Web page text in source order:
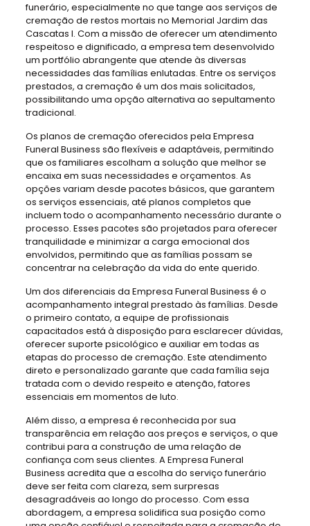
funerário, especialmente no que tange aos serviços de
cremação de restos mortais no Memorial Jardim das
Cascatas I. Com a missão de oferecer um atendimento
respeitoso e dignificado, a empresa tem desenvolvido
um portfólio abrangente que atende às diversas
necessidades das famílias enlutadas. Entre os serviços
prestados, a cremação é um dos mais solicitados,
possibilitando uma opção alternativa ao sepultamento
tradicional.
Os planos de cremação oferecidos pela Empresa
Funeral Business são flexíveis e adaptáveis, permitindo
que os familiares escolham a solução que melhor se
encaixa em suas necessidades e orçamentos. As
opções variam desde pacotes básicos, que garantem
os serviços essenciais, até planos completos que
incluem todo o acompanhamento necessário durante o
processo. Esses pacotes são projetados para oferecer
tranquilidade e minimizar a carga emocional dos
envolvidos, permitindo que as famílias possam se
concentrar na celebração da vida do ente querido.
Um dos diferenciais da Empresa Funeral Business é o
acompanhamento integral prestado às famílias. Desde
o primeiro contato, a equipe de profissionais
capacitados está à disposição para esclarecer dúvidas,
oferecer suporte psicológico e auxiliar em todas as
etapas do processo de cremação. Este atendimento
direto e personalizado garante que cada família seja
tratada com o devido respeito e atenção, fatores
essenciais em momentos de luto.
Além disso, a empresa é reconhecida por sua
transparência em relação aos preços e serviços, o que
contribui para a construção de uma relação de
confiança com seus clientes. A Empresa Funeral
Business acredita que a escolha do serviço funerário
deve ser feita com clareza, sem surpresas
desagradáveis ao longo do processo. Com essa
abordagem, a empresa solidifica sua posição como